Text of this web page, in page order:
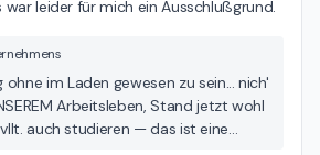
leider für mich ein Ausschlußgrund.
im Laden gewesen zu sein... nich'
Arbeitsleben, Stand jetzt wohl
auch studieren — das ist eine